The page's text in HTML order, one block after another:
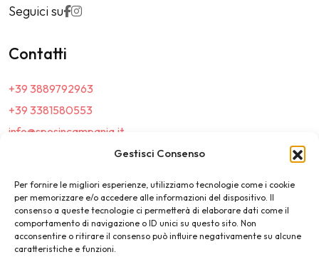
Gestisci Consenso
Per fornire le migliori esperienze, utilizziamo tecnologie come i cookie
per memorizzare e/o accedere alle informazioni del dispositivo. Il
consenso a queste tecnologie ci permetterà di elaborare dati come il
comportamento di navigazione o ID unici su questo sito. Non
acconsentire o ritirare il consenso può influire negativamente su alcune
caratteristiche e funzioni.
Seguici su
Contatti
+39 3889792963
+39 3381580553
info@sposincampania.it
sposincampania@pec.it
Link
Top100
News e Tendenze